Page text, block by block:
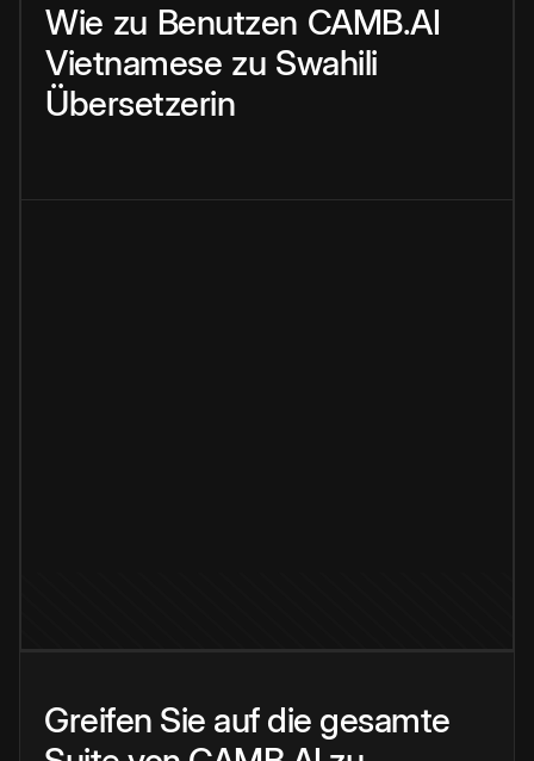
Wie zu Benutzen CAMB.AI
Vietnamese zu Swahili
Übersetzerin
Greifen Sie auf die gesamte